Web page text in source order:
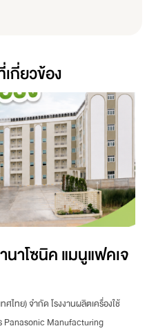
กี่ยวข้อง
าโซนิค แมนูแฟคเจ
ไทย) จำกัด โรงงานผลิตเครื่องใช้
Manufacturing